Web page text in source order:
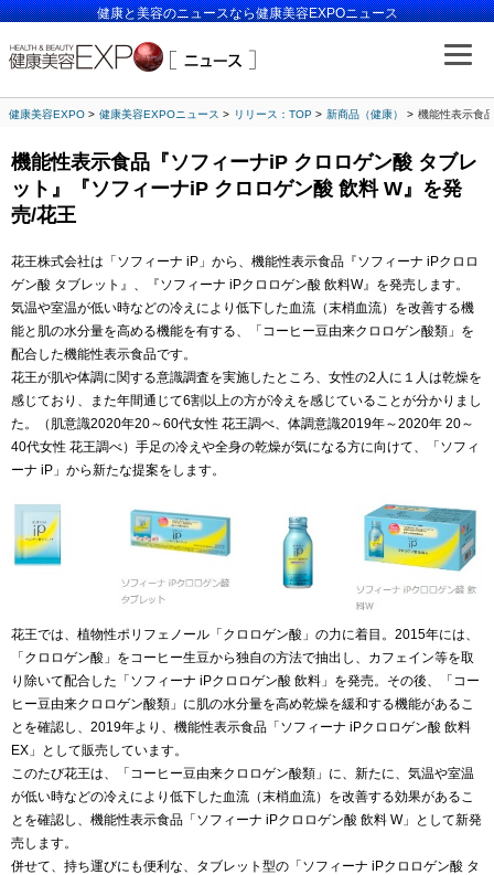
健康と美容のニュースなら健康美容EXPOニュース
健康美容EXPO 健康美容EXPOニュース リリース：TOP 新商品（健康） 機能性表示食
機能性表示食品『ソフィーナiP クロロゲン酸 タブレ
ット』『ソフィーナiP クロロゲン酸 飲料 W』を発
売/花王
花王株式会社は「ソフィーナ iP」から、機能性表示食品『ソフィーナ iPクロロ
ゲン酸 タブレット』、『ソフィーナ iPクロロゲン酸 飲料W』を発売します。
気温や室温が低い時などの冷えにより低下した血流（末梢血流）を改善する機
能と肌の水分量を高める機能を有する、「コーヒー豆由来クロロゲン酸類」を
配合した機能性表示食品です。
花王が肌や体調に関する意識調査を実施したところ、女性の2人に１人は乾燥を
感じており、また年間通じて6割以上の方が冷えを感じていることが分かりまし
た。（肌意識2020年20～60代女性 花王調べ、体調意識2019年～2020年 20～
40代女性 花王調べ）手足の冷えや全身の乾燥が気になる方に向けて、「ソフィ
ーナ iP」から新たな提案をします。
花王では、植物性ポリフェノール「クロロゲン酸」の力に着目。2015年には、
「クロロゲン酸」をコーヒー生豆から独自の方法で抽出し、カフェイン等を取
り除いて配合した「ソフィーナ iPクロロゲン酸 飲料」を発売。その後、「コー
ヒー豆由来クロロゲン酸類」に肌の水分量を高め乾燥を緩和する機能があるこ
とを確認し、2019年より、機能性表示食品「ソフィーナ iPクロロゲン酸 飲料
EX」として販売しています。
このたび花王は、「コーヒー豆由来クロロゲン酸類」に、新たに、気温や室温
が低い時などの冷えにより低下した血流（末梢血流）を改善する効果があるこ
とを確認し、機能性表示食品「ソフィーナ iPクロロゲン酸 飲料 W」として新発
売します。
併せて、持ち運びにも便利な、タブレット型の「ソフィーナ iPクロロゲン酸 タ